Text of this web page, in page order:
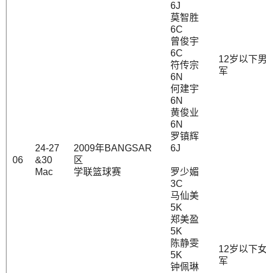
06
24-27
&30
Mac
2009年BANGSAR
区
学联篮球赛
6J
莫智胜
6C
曾俊宇
6C
符传宗
6N
何建宇
6N
黄俊业
6N
罗镇辉
6J
罗少媚
3C
马仙美
5K
郑美盈
5K
陈静雯
5K
钟佩琳
12岁以下
军
12岁以下
军